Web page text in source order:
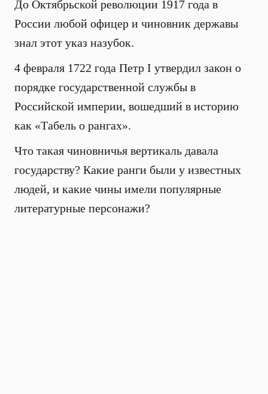
До Октябрьской революции 1917 года в
России любой офицер и чиновник державы
знал этот указ назубок.
4 февраля 1722 года Петр I утвердил закон о
порядке государственной службы в
Российской империи, вошедший в историю
как «Табель о рангах».
Что такая чиновничья вертикаль давала
государству? Какие ранги были у известных
людей, и какие чины имели популярные
литературные персонажи?